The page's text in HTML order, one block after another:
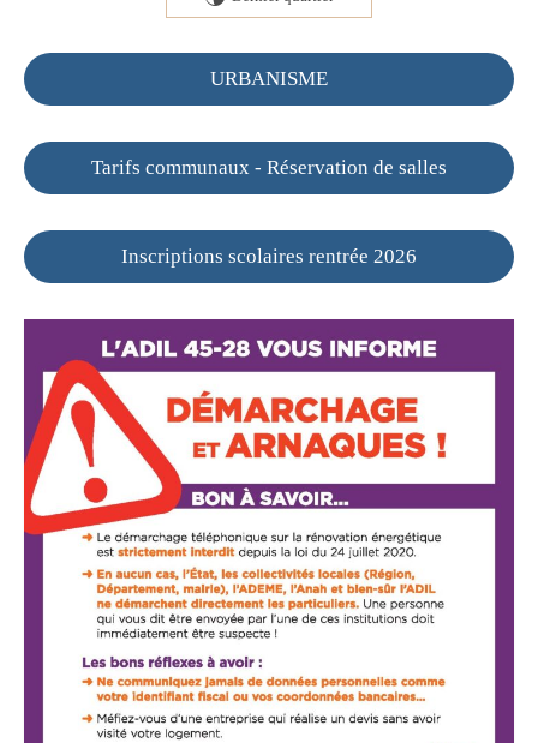
URBANISME
Tarifs communaux - Réservation de salles
Inscriptions scolaires rentrée 2026